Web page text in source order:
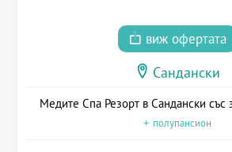
виж офертата
Сандански
Медите Спа Резорт в Сандански със
+ полупансион